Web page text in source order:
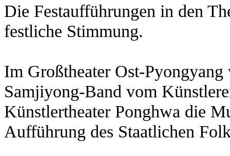
Die Festaufführungen in den
festliche Stimmung.
Im Großtheater Ost-
Samjiyong-Band vom
Künstlertheater Ponghwa die
Aufführung des Staatlichen